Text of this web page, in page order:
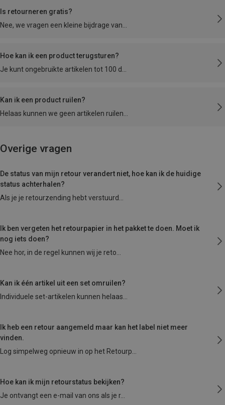
Is retourneren gratis?
Nee, we vragen een kleine bijdrage van
Hoe kan ik een product terugsturen?
Je kunt ongebruikte artikelen tot 100 d
Kan ik een product ruilen?
Helaas kunnen we geen artikelen ruilen
Overige vragen
De status van mijn retour verandert niet, hoe kan ik de huidige
status achterhalen?
Als je je retourzending hebt verstuurd
Ik ben vergeten het retourpapier in het pakket te doen. Moet ik
nog iets doen?
Nee hor, in de regel kunnen wij je reto
Kan ik één artikel uit een set omruilen?
Individuele set-artikelen kunnen helaas
Ik heb een retour aangemeld maar kan het label niet meer
vinden.
Log simpelweg opnieuw in op het Retourp
Hoe kan ik mijn retourstatus bekijken?
Je ontvangt een e-mail van ons als je r